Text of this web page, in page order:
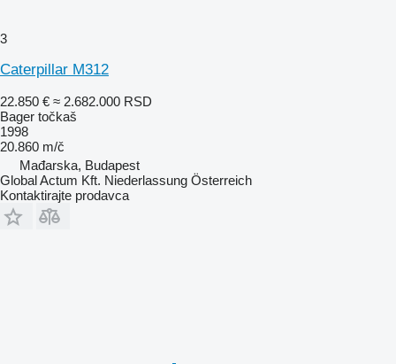
3
Caterpillar M312
22.850 € ≈ 2.682.000 RSD
Bager točkaš
1998
20.860 m/č
Mađarska, Budapest
Global Actum Kft. Niederlassung Österreich
Kontaktirajte prodavca